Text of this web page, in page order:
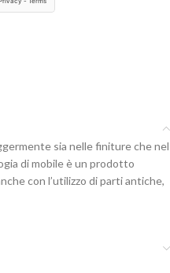
sia nelle finiture che nel
di mobile è un prodotto
con l’utilizzo di parti antiche,